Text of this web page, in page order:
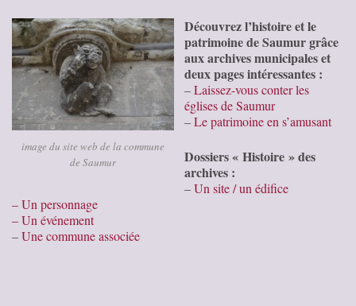
image du site web de la commune
de Saumur
Découvrez l’histoire et le
patrimoine de Saumur grâce
aux archives municipales et
deux pages intéressantes :
–Laissez-vous conter les
églises de Saumur
–Le patrimoine en s’amusant
Dossiers « Histoire » des
archives :
–Un site / un édifice
– Un personnage
– Un événement
–Une commune associée